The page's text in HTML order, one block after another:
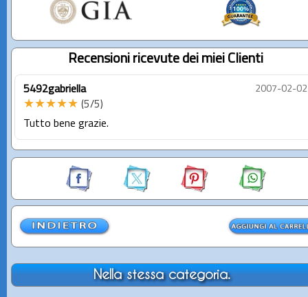
Recensioni ricevute dei miei Clienti
5492gabriella 2007-02-02
★★★★★ (5/5)
Tutto bene grazie.
Nella stessa categoria.